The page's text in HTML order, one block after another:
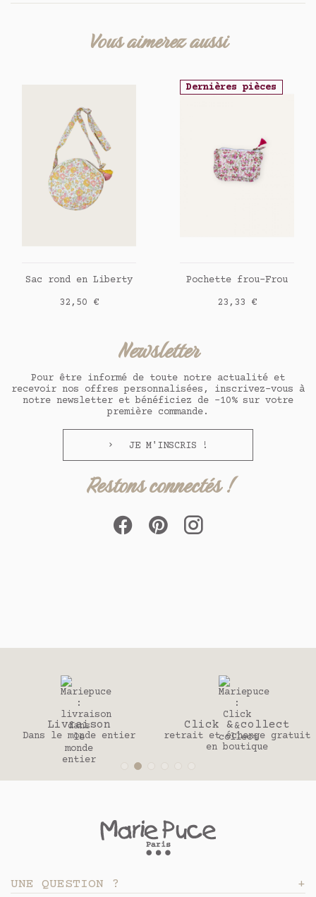
Vous aimerez aussi
AJOUTER AU PANIER
Sac rond en Liberty
Prix
32,50 €
Dernières pièces
AJOUTER AU PANIER
Pochette frou-Frou
Prix
23,33 €
Newsletter
Pour être informé de toute notre actualité et
recevoir nos offres personnalisées, inscrivez-vous à
notre newsletter et bénéficiez de -10% sur votre
première commande.
JE M'INSCRIS !
Restons connectés !
Livraison
Dans le monde entier
Click & collect
retrait et échange gratuit
en boutique
UNE QUESTION ?